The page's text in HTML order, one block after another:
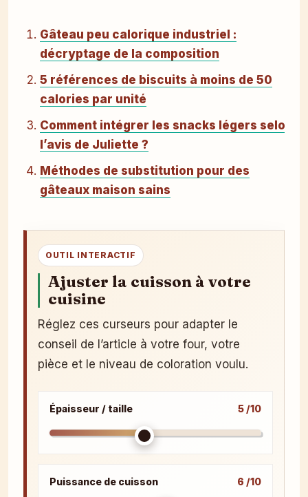
Gâteau peu calorique industriel :
décryptage de la composition
5 références de biscuits à moins de 50
calories par unité
Comment intégrer les snacks légers selon
l’avis de Juliette ?
Méthodes de substitution pour des
gâteaux maison sains
OUTIL INTERACTIF
Ajuster la cuisson à votre
cuisine
Réglez ces curseurs pour adapter le
conseil de l’article à votre four, votre
pièce et le niveau de coloration voulu.
Épaisseur / taille 5 /10
Puissance de cuisson 6 /10